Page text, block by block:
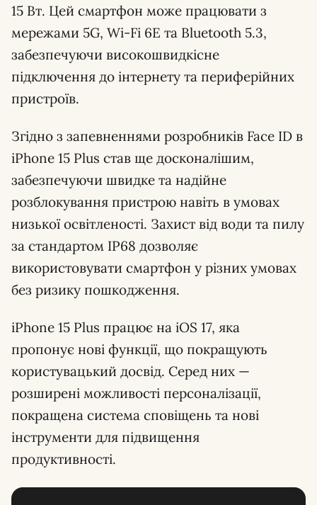
15 Вт. Цей смартфон може працювати з
мережами 5G, Wi-Fi 6E та Bluetooth 5.3,
забезпечуючи високошвидкісне
підключення до інтернету та периферійних
пристроїв.
Згідно з запевненнями розробників Face ID в
iPhone 15 Plus став ще досконалішим,
забезпечуючи швидке та надійне
розблокування пристрою навіть в умовах
низької освітленості. Захист від води та пилу
за стандартом IP68 дозволяє
використовувати смартфон у різних умовах
без ризику пошкодження.
iPhone 15 Plus працює на iOS 17, яка
пропонує нові функції, що покращують
користувацький досвід. Серед них —
розширені можливості персоналізації,
покращена система сповіщень та нові
інструменти для підвищення
продуктивності.